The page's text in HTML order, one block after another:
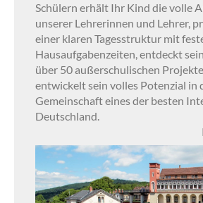
Schülern erhält Ihr Kind die volle
unserer Lehrerinnen und Lehrer,
einer klaren Tagesstruktur mit
Hausaufgabenzeiten, entdeckt
über 50 außerschulischen
entwickelt sein volles Potenzial in
Gemeinschaft eines der besten
Deutschland.